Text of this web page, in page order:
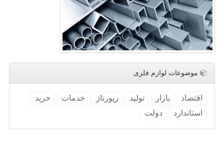
موضوعات لوازم فلزی
اقتصاد بازار تولید رپورتاژ خدمات
خرید
استاندارد
دولت